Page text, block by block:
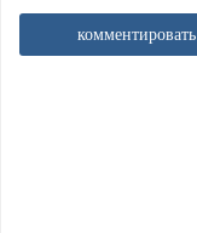
комментировать